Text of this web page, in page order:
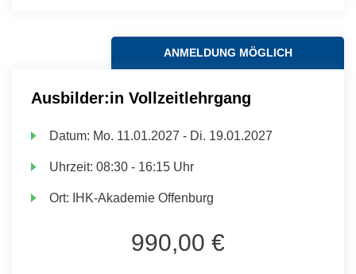
ANMELDUNG MÖGLICH
Ausbilder:in Vollzeitlehrgang
Datum: Mo. 11.01.2027 - Di. 19.01.2027
Uhrzeit:08:30 - 16:15 Uhr
Ort: IHK-Akademie Offenburg
990,00 €